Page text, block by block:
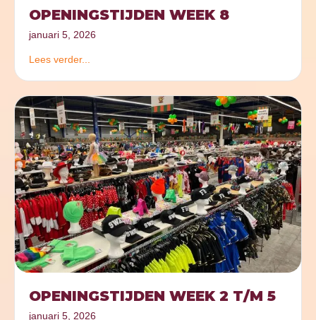
OPENINGSTIJDEN WEEK 8
januari 5, 2026
Lees verder...
OPENINGSTIJDEN WEEK 2 T/M 5
januari 5, 2026